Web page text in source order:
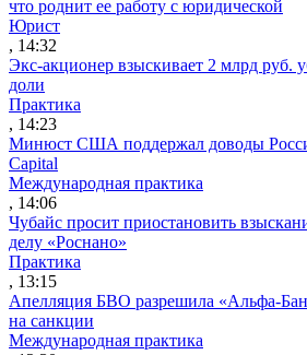
что роднит ее работу с юридической
Юрист
, 14:32
Экс-акционер взыскивает 2 млрд руб.
доли
Практика
, 14:23
Минюст США поддержал доводы
Capital
Международная практика
, 14:06
Чубайс просит приостановить
делу «Роснано»
Практика
, 13:15
Апелляция БВО разрешила «Альфа-
на санкции
Международная практика